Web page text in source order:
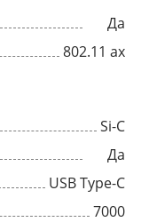
Да
802.11 ax
Si-C
Да
USB Type-C
7000